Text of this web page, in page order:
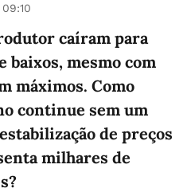
caíram para
mesmo com
máximos. Como
continue sem um
de preços
milhares de